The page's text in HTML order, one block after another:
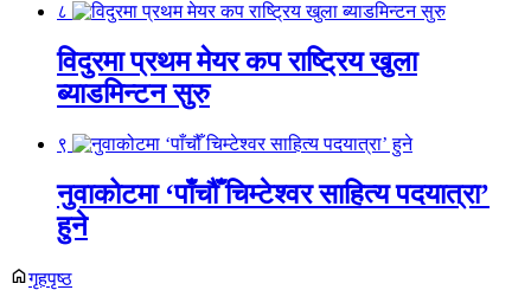
८
विदुरमा प्रथम मेयर कप राष्ट्रिय खुला
ब्याडमिन्टन सुरु
९
नुवाकोटमा ‘पाँचौँ चिम्टेश्वर साहित्य पदयात्रा’
हुने
गृहपृष्ठ